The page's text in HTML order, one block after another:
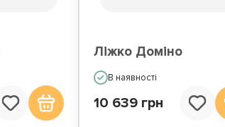
Ліжко Доміно
В наявності
10 639 грн